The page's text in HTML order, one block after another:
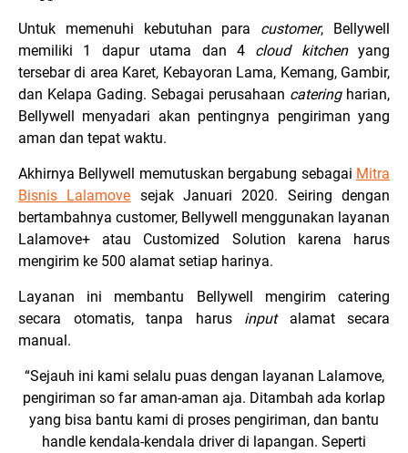
Untuk memenuhi kebutuhan para customer, Bellywell
memiliki 1 dapur utama dan 4 cloud kitchenyang
tersebar di area Karet, Kebayoran Lama, Kemang, Gambir,
dan Kelapa Gading. Sebagai perusahaan catering harian,
Bellywell menyadari akan pentingnya pengiriman yang
aman dan tepat waktu.
Akhirnya Bellywell memutuskan bergabung sebagai Mitra
Bisnis Lalamove sejak Januari 2020. Seiring dengan
bertambahnya customer, Bellywell menggunakan layanan
Lalamove+ atau Customized Solution karena harus
mengirim ke 500 alamat setiap harinya.
Layanan ini membantu Bellywell mengirim catering
secara otomatis, tanpa harus input alamat secara
manual.
“Sejauh ini kami selalu puas dengan layanan Lalamove,
pengiriman so far aman-aman aja. Ditambah ada korlap
yang bisa bantu kami di proses pengiriman, dan bantu
handle kendala-kendala driver di lapangan. Seperti